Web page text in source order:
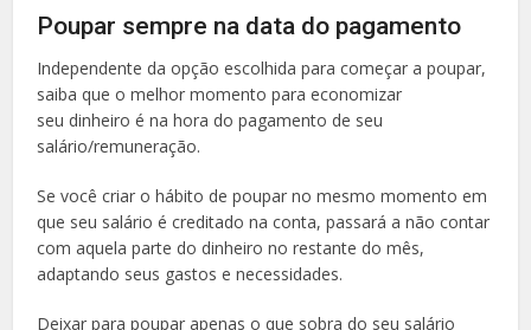
Poupar sempre na data do pagamento
Independente da opção escolhida para começar a poupar,
saiba que o melhor momento para economizar
seu dinheiro é na hora do pagamento de seu
salário/remuneração.
Se você criar o hábito de poupar no mesmo momento em
que seu salário é creditado na conta, passará a não contar
com aquela parte do dinheiro no restante do mês,
adaptando seus gastos e necessidades.
Deixar para poupar apenas o que sobra do seu salário